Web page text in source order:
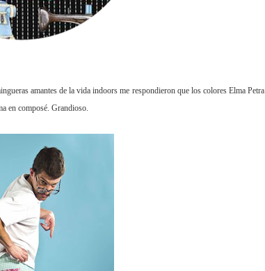
amantes de la vida indoors me respondieron que los colores Elma Petra
en composé. Grandioso.